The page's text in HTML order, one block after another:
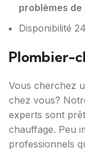
problèmes de
Disponibilité
Plombier-
Vous cherchez
chez vous?
experts sont
chauffage. Peu
professionnels